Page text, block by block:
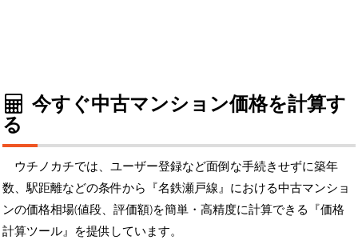
今すぐ中古マンション価格を計算す
る
ウチノカチでは、ユーザー登録など面倒な手続きせずに築年
数、駅距離などの条件から『名鉄瀬戸線』における中古マンショ
ンの価格相場(値段、評価額)を簡単・高精度に計算できる『価格
計算ツール』を提供しています。